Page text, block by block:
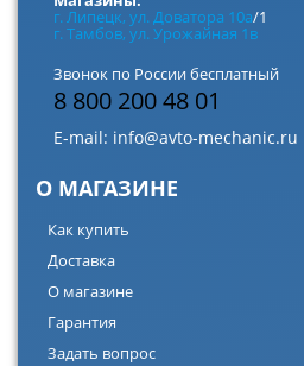
г. Липецк, ул. Доватора 10а/1
г. Тамбов, ул. Урожайная 1в
Звонок по России бесплатный
8 800 200 48 01
E-mail: info@avto-mechanic.ru
О МАГАЗИНЕ
Как купить
Доставка
О магазине
Гарантия
Задать вопрос